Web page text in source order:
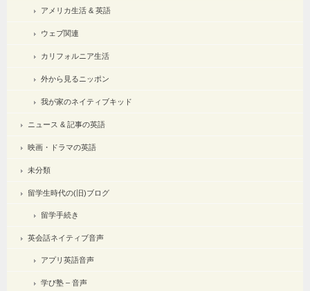
アメリカ生活 & 英語
ウェブ関連
カリフォルニア生活
外から見るニッポン
我が家のネイティブキッド
ニュース & 記事の英語
映画・ドラマの英語
未分類
留学生時代の(旧)ブログ
留学手続き
英会話ネイティブ音声
アプリ英語音声
学び塾 – 音声